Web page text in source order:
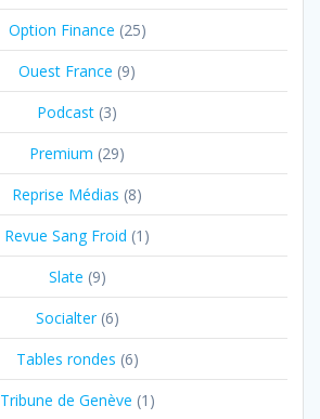
Option Finance (25)
Ouest France (9)
Podcast (3)
Premium (29)
Reprise Médias (8)
Revue Sang Froid (1)
Slate (9)
Socialter(6)
Tables rondes (6)
Tribune de Genève (1)